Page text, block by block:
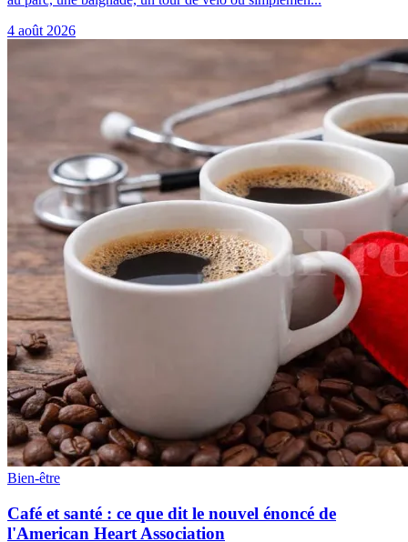
4 août 2026
Bien-être
Café et santé : ce que dit le nouvel énoncé de
l'American Heart Association